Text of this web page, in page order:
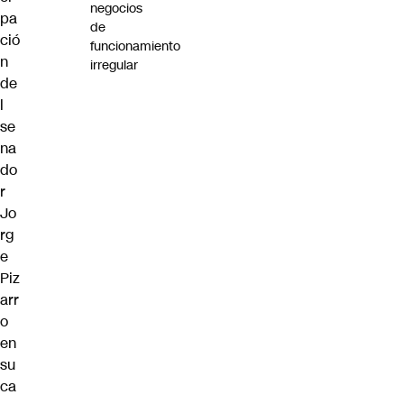
pa
ció
n
de
l
se
na
do
r
Jo
rg
e
Piz
arr
o
en
su
ca
negocios
de
funcionamiento
irregular